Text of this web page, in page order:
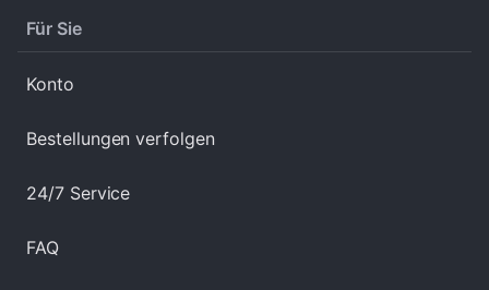
Für Sie
Konto
Bestellungen verfolgen
24/7 Service
FAQ